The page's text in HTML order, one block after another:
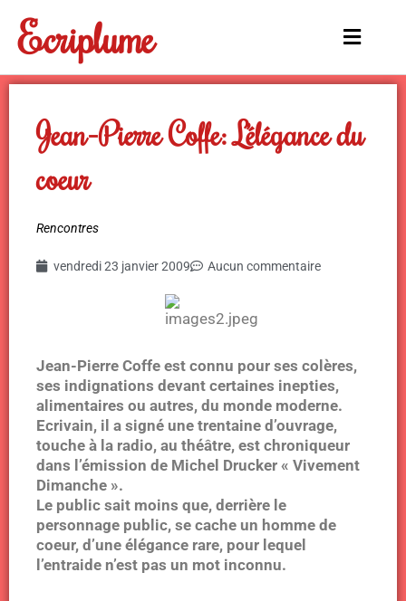
contenu
Ecriplume
Main
Jean-Pierre Coffe: L’élégance du
coeur
Rencontres
vendredi 23 janvier 2009 Aucun commentaire
Jean-Pierre Coffe est connu pour ses colères,
ses indignations devant certaines inepties,
alimentaires ou autres, du monde moderne.
Ecrivain, il a signé une trentaine d’ouvrage,
touche à la radio, au théâtre, est chroniqueur
dans l’émission de Michel Drucker « Vivement
Dimanche ».
Le public sait moins que, derrière le
personnage public, se cache un homme de
coeur, d’une élégance rare, pour lequel
l’entraide n’est pas un mot inconnu.